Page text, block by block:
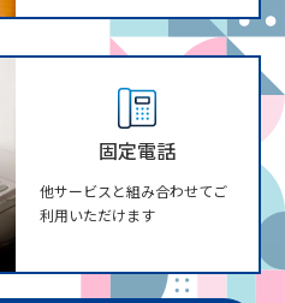
固定電話
他サービスと組み合わせてご
利用いただけます